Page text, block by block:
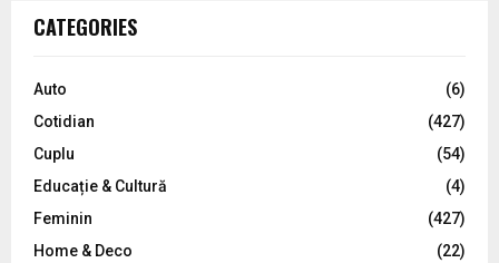
h
o
:
C
CATEGORIES
Auto
(6)
Cotidian
(427)
Cuplu
(54)
Educație & Cultură
(4)
Feminin
(427)
Home & Deco
(22)